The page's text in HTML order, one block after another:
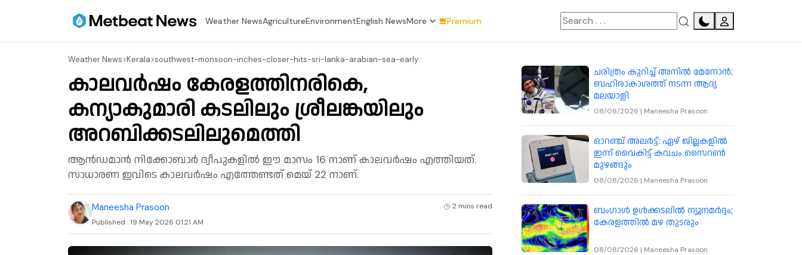
⁠Weather NewsAgricultureEnvironmentEnglish NewsMore Premium
⁠Weather News>Kerala>southwest-monsoon-inches-closer-hits-sri-lanka-arabian-sea-early
കാലവര്‍ഷം കേരളത്തിനരികെ,
കന്യാകുമാരി കടലിലും ശ്രീലങ്കയിലും
അറബിക്കടലിലുമെത്തി
ആന്‍ഡമാന്‍ നിക്കോബാര്‍ ദ്വീപുകളില്‍ ഈ മാസം 16 നാണ് കാലവര്‍ഷം എത്തിയത്.
സാധാരണ ഇവിടെ കാലവര്‍ഷം എത്തേണ്ടത് മെയ് 22 നാണ്.
Maneesha Prasoon 2 mins read
Published :19 May 2026 01:21 AM
ചരിത്രം കുറിച്ച് അനിൽ മേനോൻ;
ബഹിരാകാശത്ത് നടന്ന ആദ്യ
മലയാളി
08/08/2026 | Maneesha Prasoon
ഓറഞ്ച് അലർട്ട്: ഏഴ് ജില്ലകളിൽ
ഇന്ന് വൈകിട്ട് കവചം സൈറൺ
മുഴങ്ങും
08/08/2026 | Maneesha Prasoon
ബംഗാൾ ഉൾക്കടലിൽ ന്യൂനമർദ്ദം;
കേരളത്തിൽ മഴ തുടരും
08/08/2026 | Maneesha Prasoon